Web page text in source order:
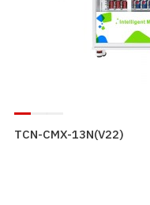
TCN-CMX-13N(V22)